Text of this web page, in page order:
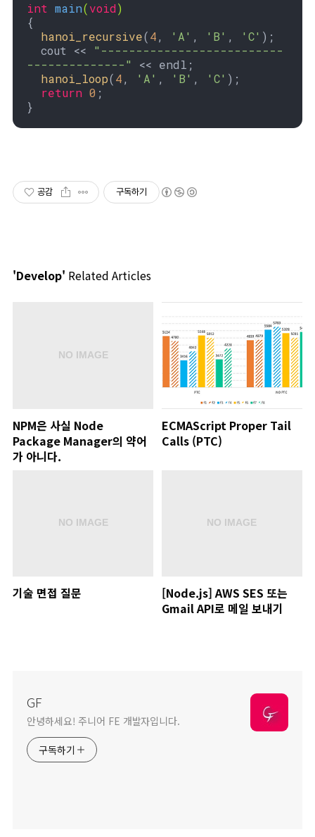
int main(void)
{
hanoi_recursive(4, 'A' , 'B' , 'C' );
  cout <<
"--------------------------
--------------"
<< endl;
hanoi_loop(4, 'A' , 'B' , 'C' );
return 0 ;
}
공감 구독하기
'Develop' Related Articles
NPM은 사실 Node
Package Manager의 약어
가 아니다.
ECMAScript Proper Tail
Calls (PTC)
기술 면접 질문
[Node.js] AWS SES 또는
Gmail API로 메일 보내기
GF
안녕하세요! 주니어 FE 개발자입니다.
구독하기